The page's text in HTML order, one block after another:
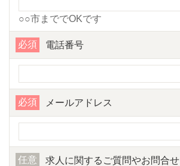
○○市まででOKです
電話番号
必須
メールアドレス
必須
求人に関するご質問やお問合せ
任意